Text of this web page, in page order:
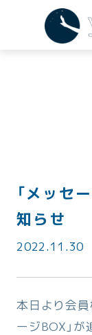
「メッセ
知らせ
2022.11.30
本日より会
ージBOX」